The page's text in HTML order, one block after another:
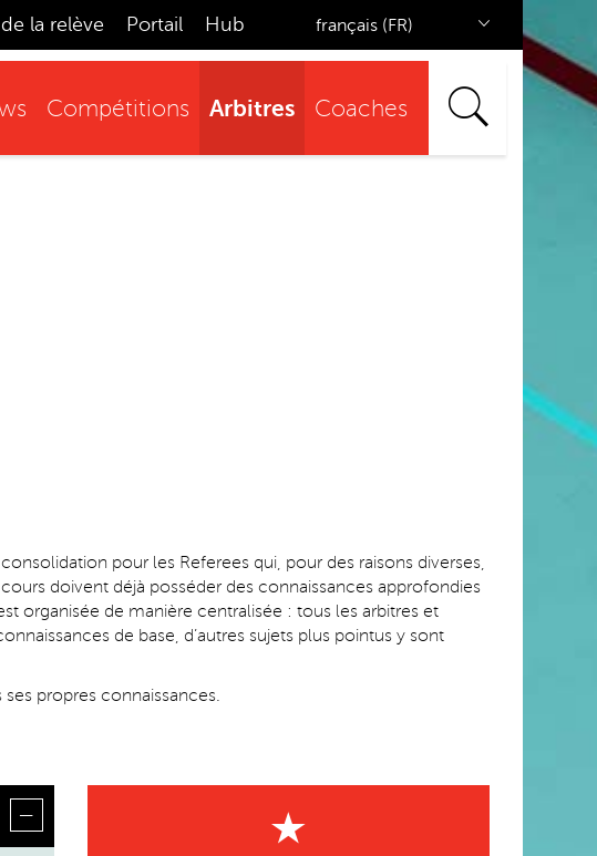
la relève Portail Hub français (FR)
Compétitions Arbitres Coaches
pour les Referees qui, pour des raisons diverses,
doivent déjà posséder des connaissances approfondies
organisée de manière centralisée : tous les arbitres et
de base, d’autres sujets plus pointus y sont
propres connaissances.